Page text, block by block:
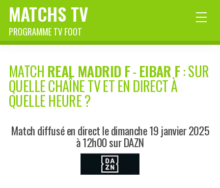
MATCHS TV
PROGRAMME TV FOOT
MATCH REAL MADRID F-EIBAR F: SUR
QUELLE CHAÎNE TV ET EN DIRECT À
QUELLE HEURE ?
Match diffusé en direct le dimanche 19 janvier 2025
à 12h00 sur DAZN